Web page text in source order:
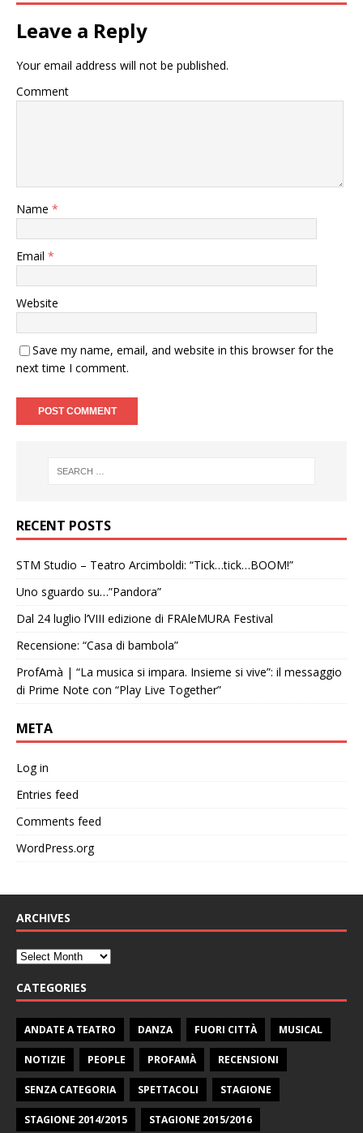
Leave a Reply
Your email address will not be published.
Comment
Name *
Email *
Website
Save my name, email, and website in this browser for the
next time I comment.
RECENT POSTS
STM Studio – Teatro Arcimboldi: “Tick…tick…BOOM!”
Uno sguardo su…”Pandora”
Dal 24 luglio l’VIII edizione di FRAleMURA Festival
Recensione: “Casa di bambola”
ProfAmà | “La musica si impara. Insieme si vive”: il messaggio
di Prime Note con “Play Live Together”
META
Log in
Entries feed
Comments feed
WordPress.org
ARCHIVES
CATEGORIES
ANDATE A TEATRO DANZA FUORI CITTÀ MUSICAL
NOTIZIE PEOPLE PROFAMÀ RECENSIONI
SENZA CATEGORIA SPETTACOLI STAGIONE
STAGIONE 2014/2015 STAGIONE 2015/2016